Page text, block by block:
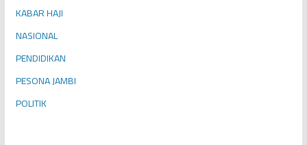
KABAR HAJI
NASIONAL
PENDIDIKAN
PESONA JAMBI
POLITIK